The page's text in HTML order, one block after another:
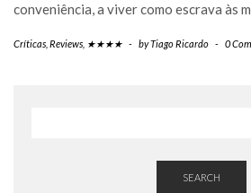
conveniência, a viver como escrava às
Críticas Reviews ★★★★ - byTiago Ricardo - 0
SEARCH